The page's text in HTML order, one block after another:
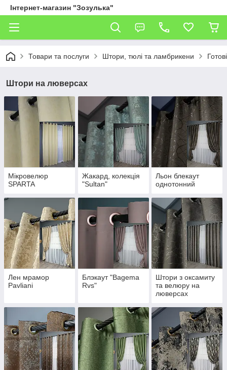
Інтернет-магазин "Зозулька"
Товари та послуги Штори, тюлі та ламбрикени
Штори на люверсах
Мікровелюр
SPARTA
Жакард, колекція
"Sultan"
Льон блекаут
однотонний
Лен мрамор
Pavliani
Блэкаут "Bagema
Rvs"
Штори з оксамиту
та велюру на
люверсах